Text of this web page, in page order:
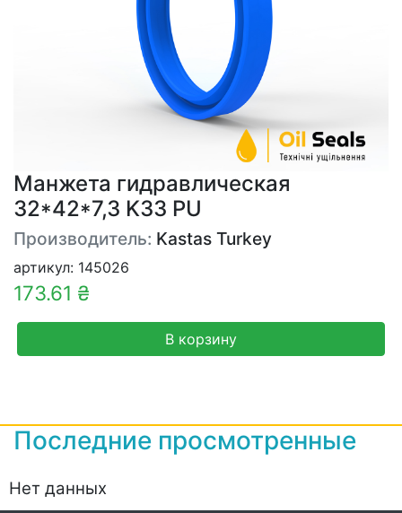
Манжета гидравлическая
32*42*7,3 K33 PU
Производитель: Kastas Turkey
артикул: 145026
173.61 ₴
В корзину
Последние просмотренные
Нет данных